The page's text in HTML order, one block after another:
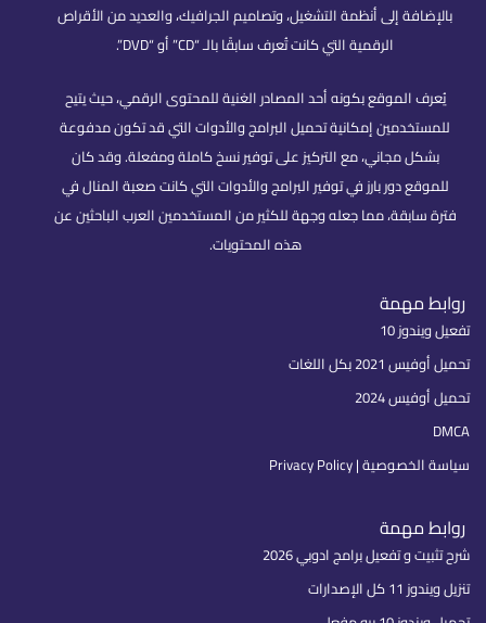
بالإضافة إلى أنظمة التشغيل، وتصاميم الجرافيك، والعديد من الأقراص
الرقمية التي كانت تُعرف سابقًا بالـ “CD” أو “DVD”.
يُعرف الموقع بكونه أحد المصادر الغنية للمحتوى الرقمي، حيث يتيح
للمستخدمين إمكانية تحميل البرامج والأدوات التي قد تكون مدفوعة
بشكل مجاني، مع التركيز على توفير نسخ كاملة ومفعلة. وقد كان
للموقع دور بارز في توفير البرامج والأدوات التي كانت صعبة المنال في
فترة سابقة، مما جعله وجهة للكثير من المستخدمين العرب الباحثين عن
هذه المحتويات.
روابط مهمة
تفعيل ويندوز 10
تحميل أوفيس 2021 بكل اللغات
تحميل أوفيس 2024
DMCA
سياسة الخصوصية | Privacy Policy
روابط مهمة
شرح تثبيت و تفعيل برامج ادوبي 2026
تنزيل ويندوز 11 كل الإصدارات